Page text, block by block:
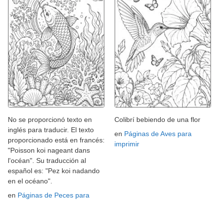
No se proporcionó texto en
inglés para traducir. El texto
proporcionado está en francés:
"Poisson koi nageant dans
l'océan". Su traducción al
español es: "Pez koi nadando
en el océano".
en Páginas de Peces para
Colibrí bebiendo de una flor
en Páginas de Aves para
imprimir